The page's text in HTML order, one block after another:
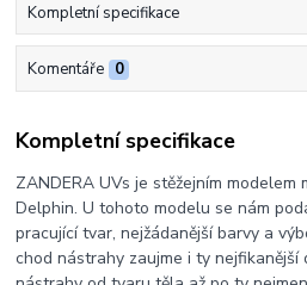
Kompletní specifikace
Komentáře 0
Kompletní specifikace
ZANDERA UVs je stěžejním modelem
Delphin. U tohoto modelu se nám
pracující tvar, nejžádanější barvy a
chod nástrahy zaujme i ty nejfikanější